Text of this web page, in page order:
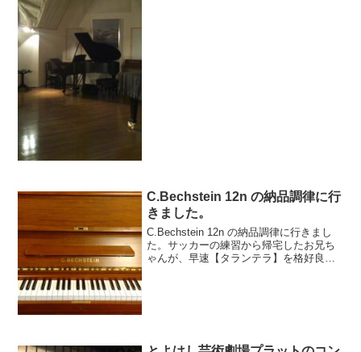
C.Bechstein 12n の納品調律に行
きました。
C.Bechstein 12n の納品調律に行きまし
た。サッカーの練習から帰宅したお兄ち
ゃんが、早速【タランテラ】を格好良く